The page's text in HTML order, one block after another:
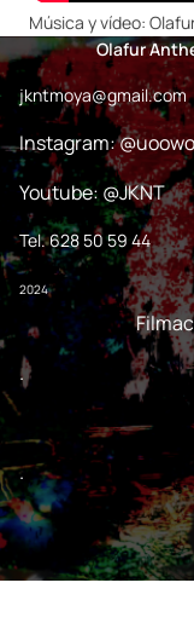
Música y vídeo:
Olafur
jkntmoya@gmail.com
Instagram:
Youtube: @JKNT
Tel. 628 50 59 44
2024
.
.